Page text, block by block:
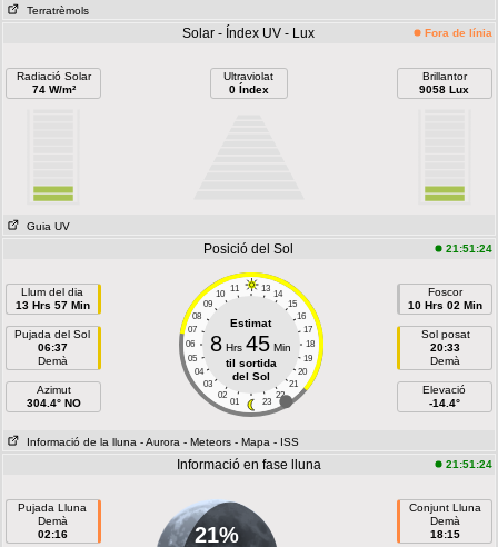
Terratrèmols
Solar - Índex UV - Lux Fora de línia
Radiació Solar
74 W/m²
Ultraviolat
0 Índex
Brillantor
9058 Lux
Guia UV
Posició del Sol 21:51:24
Llum del dia
13 Hrs 57 Min
Pujada del Sol
06:37
Demà
Azimut
304.4° NO
11 13
10
14
09
15
08
16
07
17
06
18
05
19
04
20
03
21
02
22
01 23
Estimat
8 Hrs45 Min
til sortida
del Sol
Foscor
10 Hrs 02 Min
Sol posat
20:33
Demà
Elevació
-14.4°
Informació de la lluna - Aurora - Meteors - Mapa - ISS
Informació en fase lluna 21:51:24
Pujada Lluna
Demà
02:16
21%
Conjunt Lluna
Demà
18:15